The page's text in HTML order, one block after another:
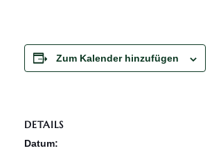
Zum Kalender hinzufügen
DETAILS
Datum: